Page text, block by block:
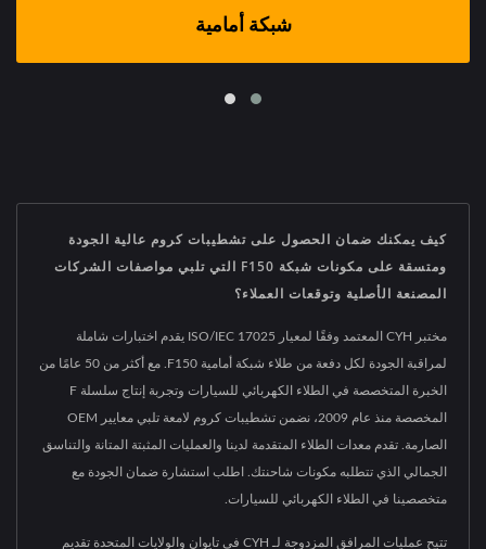
شبكة أمامية
كيف يمكنك ضمان الحصول على تشطيبات كروم عالية الجودة
ومتسقة على مكونات شبكة F150 التي تلبي مواصفات الشركات
المصنعة الأصلية وتوقعات العملاء؟
مختبر CYH المعتمد وفقًا لمعيار ISO/IEC 17025 يقدم اختبارات شاملة
لمراقبة الجودة لكل دفعة من طلاء شبكة أمامية F150. مع أكثر من 50 عامًا من
الخبرة المتخصصة في الطلاء الكهربائي للسيارات وتجربة إنتاج سلسلة F
المخصصة منذ عام 2009، نضمن تشطيبات كروم لامعة تلبي معايير OEM
الصارمة. تقدم معدات الطلاء المتقدمة لدينا والعمليات المثبتة المتانة والتناسق
الجمالي الذي تتطلبه مكونات شاحنتك. اطلب استشارة ضمان الجودة مع
متخصصينا في الطلاء الكهربائي للسيارات.
تتيح عمليات المرافق المزدوجة لـ CYH في تايوان والولايات المتحدة تقديم